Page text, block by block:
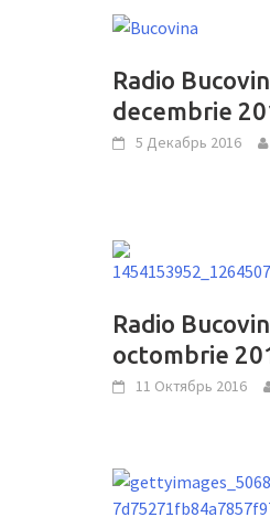
Radio
decembrie
5 Декабрь 2016
Radio
octombrie
11 Октябрь 2016